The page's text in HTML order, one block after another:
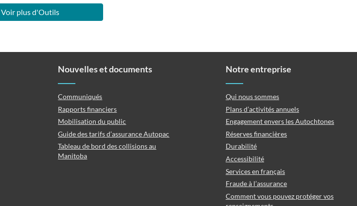
Voir plus d'Outils
Nouvelles et documents
Communiqués
Rapports financiers
Mobilisation du public
Guide des tarifs d’assurance Autopac
Tableau de bord des collisions au
Manitoba
Notre entreprise
Qui nous sommes
Plans d’activités annuels
Engagement envers les Autochtones
Réserves financières
Durabilité
Accessibilité
Services en français
Fraude à l’assurance
Comment vous pouvez protéger vos